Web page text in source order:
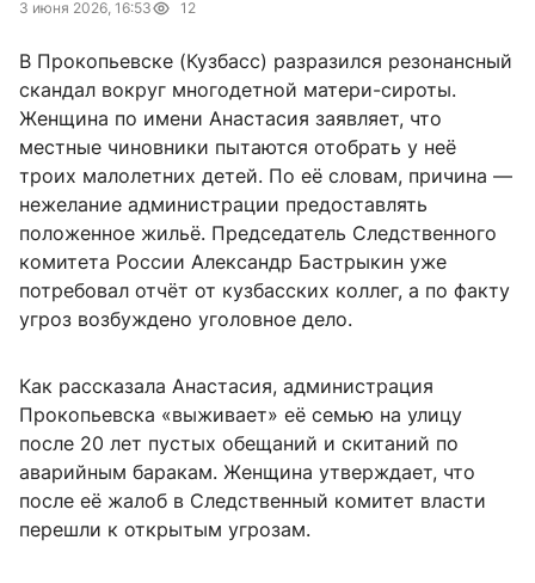
3 июня 2026, 16:53 12
В Прокопьевске (Кузбасс) разразился резонансный
скандал вокруг многодетной матери-сироты.
Женщина по имени Анастасия заявляет, что
местные чиновники пытаются отобрать у неё
троих малолетних детей. По её словам, причина —
нежелание администрации предоставлять
положенное жильё. Председатель Следственного
комитета России Александр Бастрыкин уже
потребовал отчёт от кузбасских коллег, а по факту
угроз возбуждено уголовное дело.
Как рассказала Анастасия, администрация
Прокопьевска «выживает» её семью на улицу
после 20 лет пустых обещаний и скитаний по
аварийным баракам. Женщина утверждает, что
после её жалоб в Следственный комитет власти
перешли к открытым угрозам.